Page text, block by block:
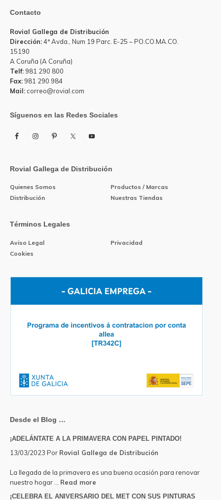
Contacto
Rovial Gallega de Distribución
Dirección:4ª Avda., Num 19 Parc. E-25 – PO.CO.MA.CO.
15190
A Coruña (A Coruña)
Telf: 981 290 800
Fax: 981 290 984
Mail: correo@rovial.com
Síguenos en las Redes Sociales
Rovial Gallega de Distribución
Quienes Somos
Productos / Marcas
Distribución
Nuestras Tiendas
Términos Legales
Aviso Legal
Privacidad
Cookies
Desde el Blog …
¡ADELÁNTATE A LA PRIMAVERA CON PAPEL PINTADO!
13/03/2023 Por Rovial Gallega de Distribución
La llegada de la primavera es una buena ocasión para renovar
nuestro hogar … Read more
¡CELEBRA EL ANIVERSARIO DEL MET CON SUS PINTURAS